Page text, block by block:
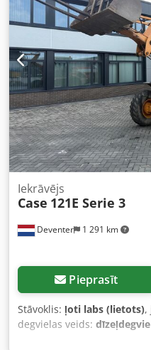
augstums: 80 – 450 mm
Bloka biezums: 2 – 80 mm
gab./h Jauda: 230V Svars:
PraForm 21-50
griezēju. Ražots Schmedt,
stāvoklī, gatava darbam
Maks. formāts: 420 x 520 x
230V + saspiests gaiss.
kopā.
Deventer 1 291 km
Iekrāvējs
Case 121E Serie 3
Pieprasīt
Stāvoklis: ļoti labs (lietots),
degvielas veids: